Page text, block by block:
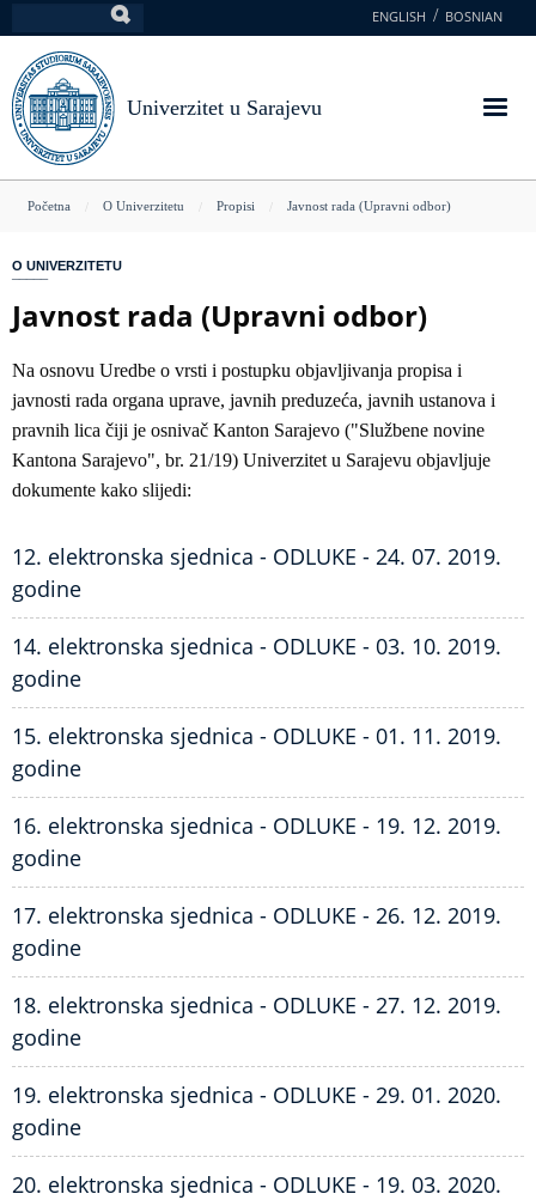
na
glavni
sadržaj
ENGLISH BOSNIAN
Univerzitet u Sarajevu
You
here
Početna O Univerzitetu Propisi Javnost rada (Upravni odbor)
O UNIVERZITETU
Javnost rada (Upravni odbor)
Na osnovu Uredbe o vrsti i postupku objavljivanja propisa i
javnosti rada organa uprave, javnih preduzeća, javnih ustanova i
pravnih lica čiji je osnivač Kanton Sarajevo ("Službene novine
Kantona Sarajevo", br. 21/19) Univerzitet u Sarajevu objavljuje
dokumente kako slijedi:
12. elektronska sjednica - ODLUKE - 24. 07. 2019.
godine
14. elektronska sjednica - ODLUKE - 03. 10. 2019.
godine
15. elektronska sjednica - ODLUKE - 01. 11. 2019.
godine
16. elektronska sjednica - ODLUKE - 19. 12. 2019.
godine
17. elektronska sjednica - ODLUKE - 26. 12. 2019.
godine
18. elektronska sjednica - ODLUKE - 27. 12. 2019.
godine
19. elektronska sjednica - ODLUKE - 29. 01. 2020.
godine
20. elektronska sjednica - ODLUKE - 19. 03. 2020.